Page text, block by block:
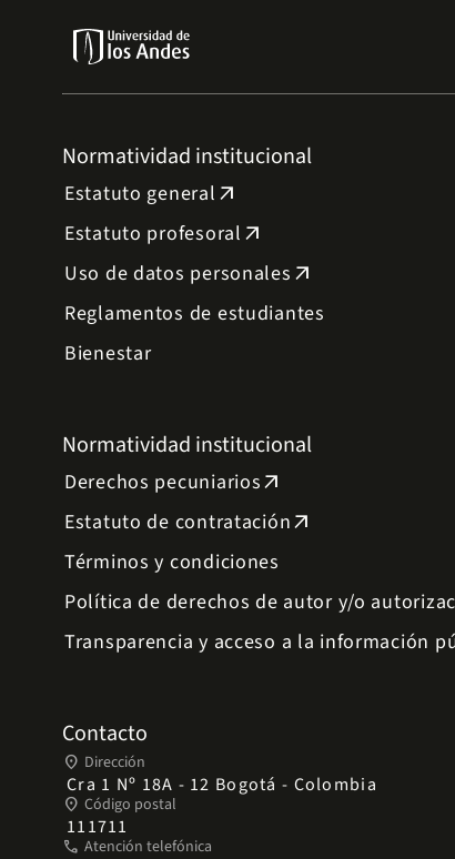
Normatividad institucional
Estatuto general arrow_outward
Estatuto profesoral arrow_outward
Uso de datos personales arrow_outward
Reglamentos de estudiantes
Bienestar
Normatividad institucional
Derechos pecuniariosarrow_outward
Estatuto de contrataciónarrow_outward
Términos y condiciones
Política de derechos de autor y/o
Transparencia y acceso a la información
Contacto
place Dirección
Cra 1 Nº 18A - 12 Bogotá - Colombia
place Código postal
111711
phone Atención telefónica